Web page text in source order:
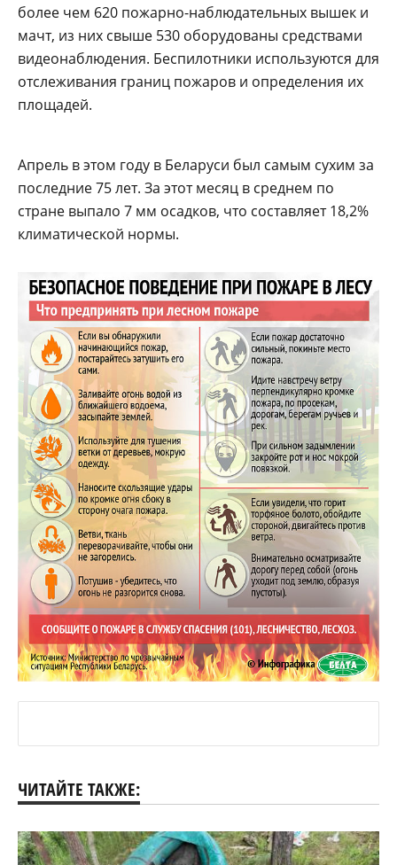
более чем 620 пожарно-наблюдательных вышек и
мачт, из них свыше 530 оборудованы средствами
видеонаблюдения. Беспилотники используются для
отслеживания границ пожаров и определения их
площадей.
Апрель в этом году в Беларуси был самым сухим за
последние 75 лет. За этот месяц в среднем по
стране выпало 7 мм осадков, что составляет 18,2%
климатической нормы.
ЧИТАЙТЕ ТАКЖЕ: